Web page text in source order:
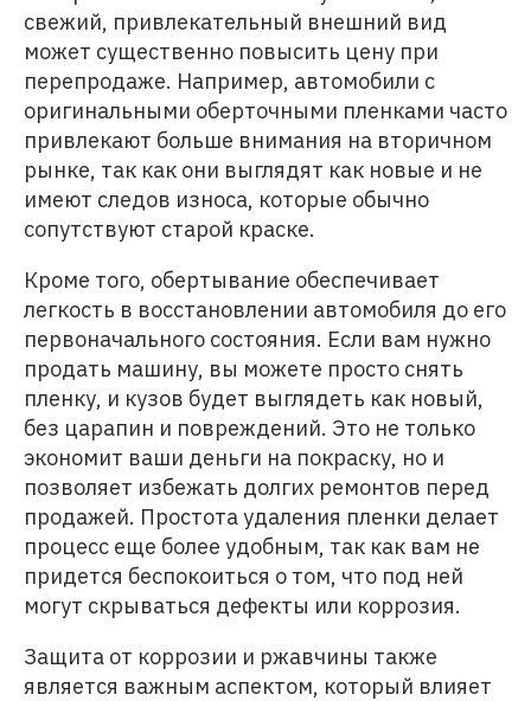
свежий, привлекательный внешний вид
может существенно повысить цену при
перепродаже. Например, автомобили с
оригинальными оберточными пленками часто
привлекают больше внимания на вторичном
рынке, так как они выглядят как новые и не
имеют следов износа, которые обычно
сопутствуют старой краске.
Кроме того, обертывание обеспечивает
легкость в восстановлении автомобиля до его
первоначального состояния. Если вам нужно
продать машину, вы можете просто снять
пленку, и кузов будет выглядеть как новый,
без царапин и повреждений. Это не только
экономит ваши деньги на покраску, но и
позволяет избежать долгих ремонтов перед
продажей. Простота удаления пленки делает
процесс еще более удобным, так как вам не
придется беспокоиться о том, что под ней
могут скрываться дефекты или коррозия.
Защита от коррозии и ржавчины также
является важным аспектом, который влияет